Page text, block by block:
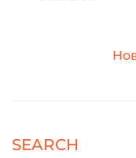
SEARCH